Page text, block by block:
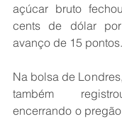
açúcar bruto
cents de dólar
avanço de 15 pontos.
Na bolsa de
também
encerrando o